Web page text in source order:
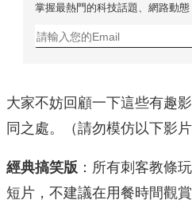
掌握最熱門的科技話題、網路動態
大家不妨回顧一下這些有趣
同之處。（請勿模仿以下影
經典搞笑版 ：所有刺客教條
短片，不建議在用餐時間觀賞